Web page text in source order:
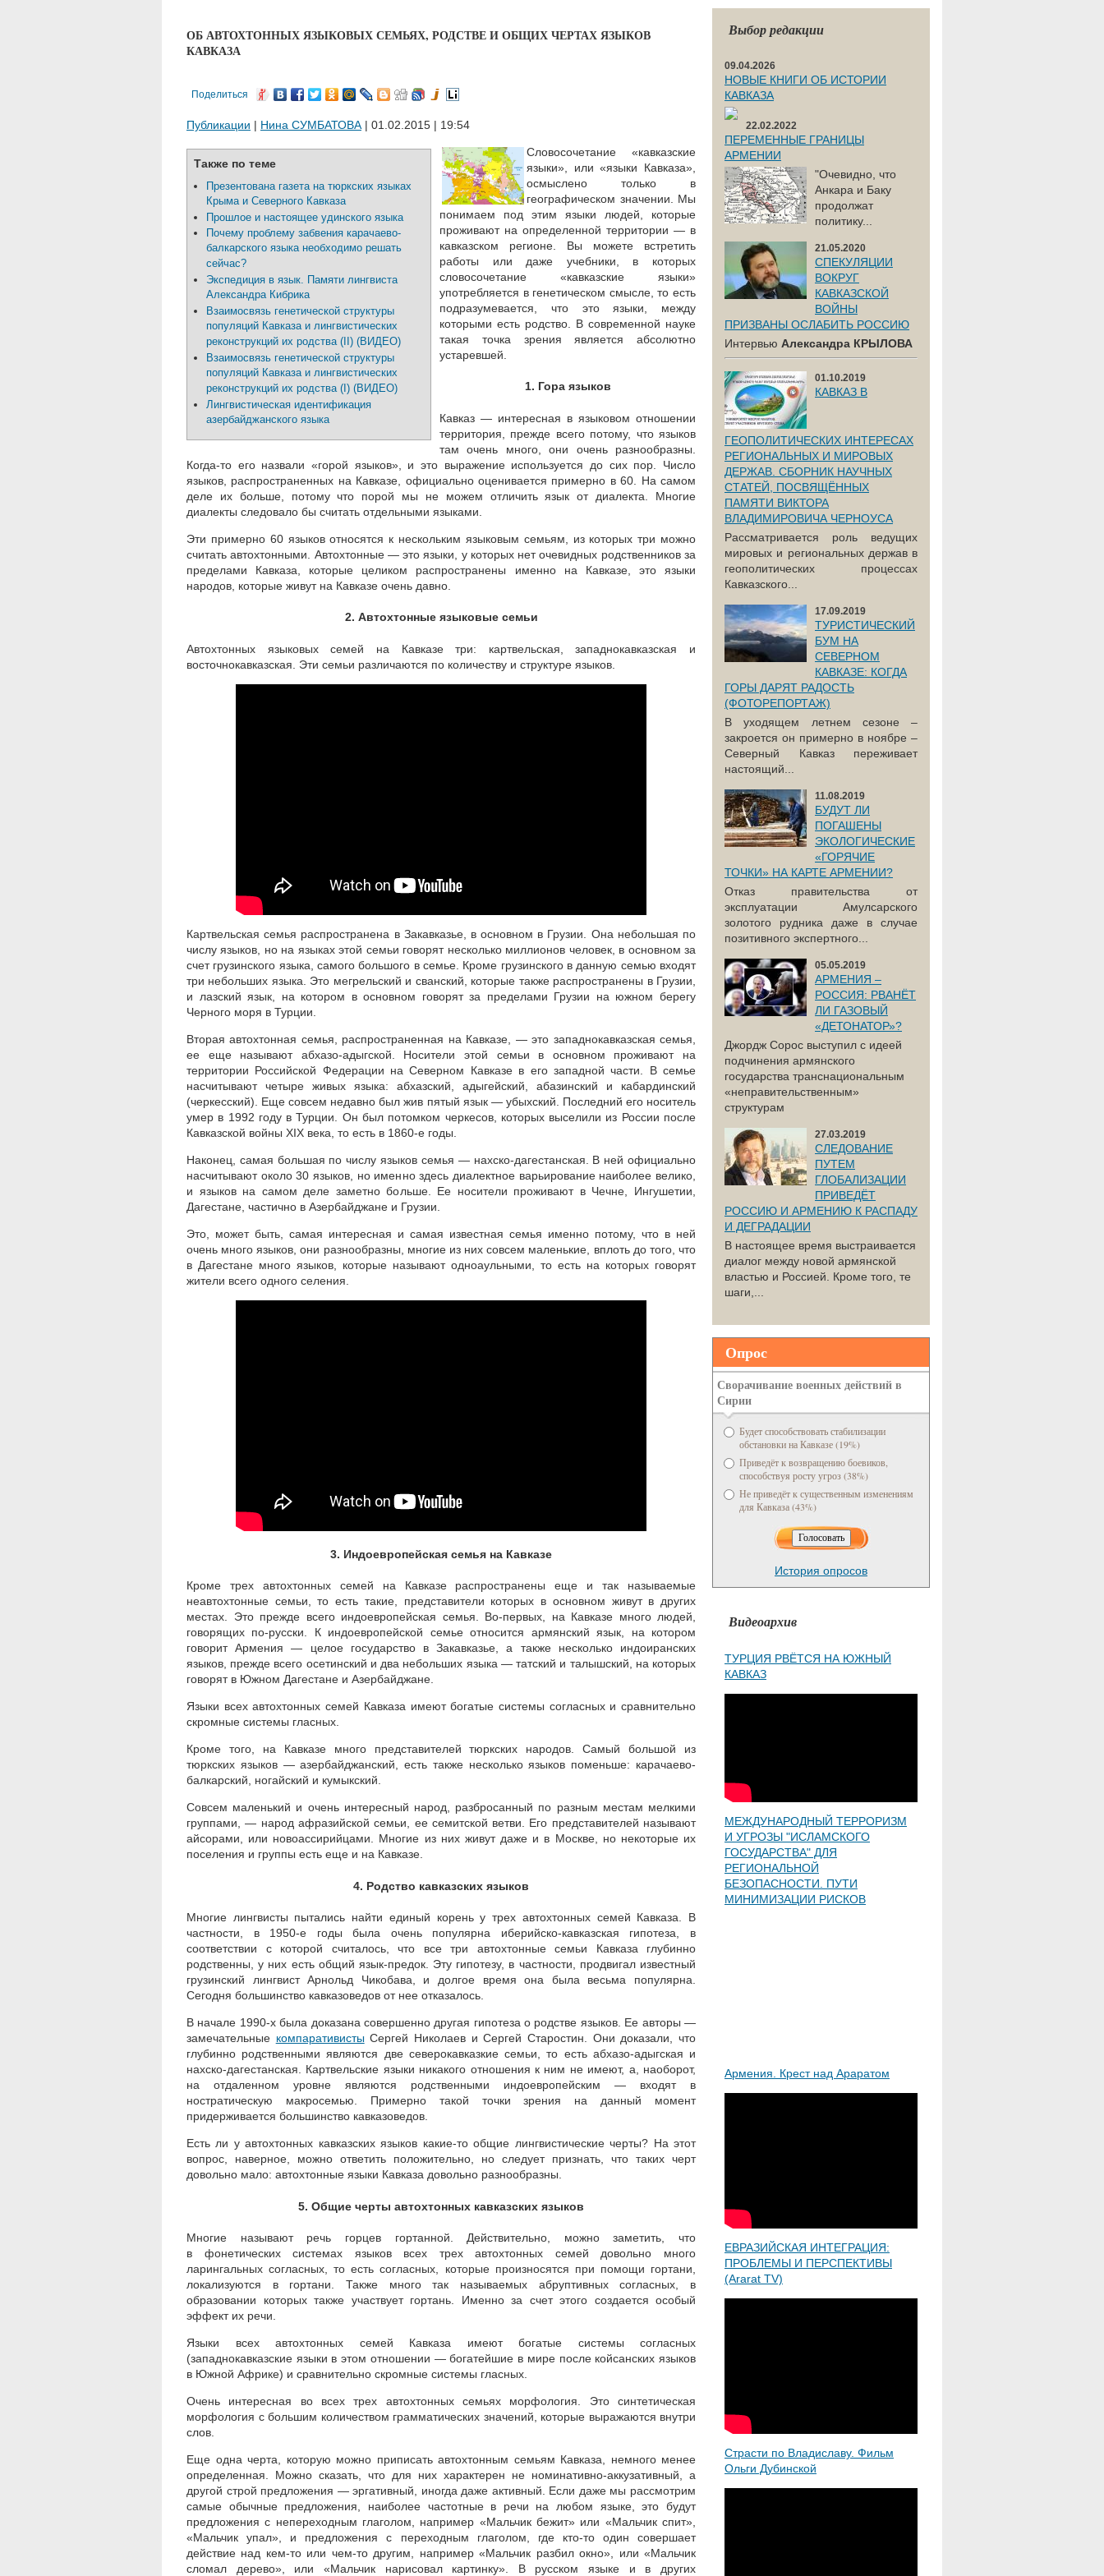
ОБ АВТОХТОННЫХ ЯЗЫКОВЫХ СЕМЬЯХ, РОДСТВЕ И ОБЩИХ ЧЕРТАХ ЯЗЫКОВ
КАВКАЗА
Поделиться
Публикации | Нина СУМБАТОВА | 01.02.2015 | 19:54
Также по теме
Презентована газета на тюркских языках
Крыма и Северного Кавказа
Прошлое и настоящее удинского языка
Почему проблему забвения карачаево-
балкарского языка необходимо решать
сейчас?
Экспедиция в язык. Памяти лингвиста
Александра Кибрика
Взаимосвязь генетической структуры
популяций Кавказа и лингвистических
реконструкций их родства (II) (ВИДЕО)
Взаимосвязь генетической структуры
популяций Кавказа и лингвистических
реконструкций их родства (I) (ВИДЕО)
Лингвистическая идентификация
азербайджанского языка
Словосочетание «кавказские
языки», или «языки Кавказа»,
осмыслено только в
географическом значении. Мы
понимаем под этим языки людей, которые
проживают на определенной территории — в
кавказском регионе. Вы можете встретить
работы или даже учебники, в которых
словосочетание «кавказские языки»
употребляется в генетическом смысле, то есть
подразумевается, что это языки, между
которыми есть родство. В современной науке
такая точка зрения является абсолютно
устаревшей.
1. Гора языков
Кавказ — интересная в языковом отношении
территория, прежде всего потому, что языков
там очень много, они очень разнообразны.
Когда-то его назвали «горой языков», и это выражение используется до сих пор. Число
языков, распространенных на Кавказе, официально оценивается примерно в 60. На самом
деле их больше, потому что порой мы не можем отличить язык от диалекта. Многие
диалекты следовало бы считать отдельными языками.
Эти примерно 60 языков относятся к нескольким языковым семьям, из которых три можно
считать автохтонными. Автохтонные — это языки, у которых нет очевидных родственников за
пределами Кавказа, которые целиком распространены именно на Кавказе, это языки
народов, которые живут на Кавказе очень давно.
2. Автохтонные языковые семьи
Автохтонных языковых семей на Кавказе три: картвельская, западнокавказская и
восточнокавказская. Эти семьи различаются по количеству и структуре языков.
Картвельская семья распространена в Закавказье, в основном в Грузии. Она небольшая по
числу языков, но на языках этой семьи говорят несколько миллионов человек, в основном за
счет грузинского языка, самого большого в семье. Кроме грузинского в данную семью входят
три небольших языка. Это мегрельский и сванский, которые также распространены в Грузии,
и лазский язык, на котором в основном говорят за пределами Грузии на южном берегу
Черного моря в Турции.
Вторая автохтонная семья, распространенная на Кавказе, — это западнокавказская семья,
ее еще называют абхазо-адыгской. Носители этой семьи в основном проживают на
территории Российской Федерации на Северном Кавказе в его западной части. В семье
насчитывают четыре живых языка: абхазский, адыгейский, абазинский и кабардинский
(черкесский). Еще совсем недавно был жив пятый язык — убыхский. Последний его носитель
умер в 1992 году в Турции. Он был потомком черкесов, которых выселили из России после
Кавказской войны XIX века, то есть в 1860-е годы.
Наконец, самая большая по числу языков семья — нахско-дагестанская. В ней официально
насчитывают около 30 языков, но именно здесь диалектное варьирование наиболее велико,
и языков на самом деле заметно больше. Ее носители проживают в Чечне, Ингушетии,
Дагестане, частично в Азербайджане и Грузии.
Это, может быть, самая интересная и самая известная семья именно потому, что в ней
очень много языков, они разнообразны, многие из них совсем маленькие, вплоть до того, что
в Дагестане много языков, которые называют одноаульными, то есть на которых говорят
жители всего одного селения.
3. Индоевропейская семья на Кавказе
Кроме трех автохтонных семей на Кавказе распространены еще и так называемые
неавтохтонные семьи, то есть такие, представители которых в основном живут в других
местах. Это прежде всего индоевропейская семья. Во-первых, на Кавказе много людей,
говорящих по-русски. К индоевропейской семье относится армянский язык, на котором
говорит Армения — целое государство в Закавказье, а также несколько индоиранских
языков, прежде всего осетинский и два небольших языка — татский и талышский, на которых
говорят в Южном Дагестане и Азербайджане.
Языки всех автохтонных семей Кавказа имеют богатые системы согласных и сравнительно
скромные системы гласных.
Кроме того, на Кавказе много представителей тюркских народов. Самый большой из
тюркских языков — азербайджанский, есть также несколько языков поменьше: карачаево-
балкарский, ногайский и кумыкский.
Совсем маленький и очень интересный народ, разбросанный по разным местам мелкими
группами, — народ афразийской семьи, ее семитской ветви. Его представителей называют
айсорами, или новоассирийцами. Многие из них живут даже и в Москве, но некоторые их
поселения и группы есть еще и на Кавказе.
4. Родство кавказских языков
Многие лингвисты пытались найти единый корень у трех автохтонных семей Кавказа. В
частности, в 1950-е годы была очень популярна иберийско-кавказская гипотеза, в
соответствии с которой считалось, что все три автохтонные семьи Кавказа глубинно
родственны, у них есть общий язык-предок. Эту гипотезу, в частности, продвигал известный
грузинский лингвист Арнольд Чикобава, и долгое время она была весьма популярна.
Сегодня большинство кавказоведов от нее отказалось.
В начале 1990-х была доказана совершенно другая гипотеза о родстве языков. Ее авторы —
замечательные компаративистыСергей Николаев и Сергей Старостин. Они доказали, что
глубинно родственными являются две северокавказкие семьи, то есть абхазо-адыгская и
нахско-дагестанская. Картвельские языки никакого отношения к ним не имеют, а, наоборот,
на отдаленном уровне являются родственными индоевропейским — входят в
ностратическую макросемью. Примерно такой точки зрения на данный момент
придерживается большинство кавказоведов.
Есть ли у автохтонных кавказских языков какие-то общие лингвистические черты? На этот
вопрос, наверное, можно ответить положительно, но следует признать, что таких черт
довольно мало: автохтонные языки Кавказа довольно разнообразны.
5. Общие черты автохтонных кавказских языков
Многие называют речь горцев гортанной. Действительно, можно заметить, что
в фонетическихсистемах языков всех трех автохтонных семей довольно много
ларингальных согласных, то есть согласных, которые произносятся при помощи гортани,
локализуются в гортани. Также много так называемых абруптивных согласных, в
образовании которых также участвует гортань. Именно за счет этого создается особый
эффект их речи.
Языки всех автохтонных семей Кавказа имеют богатые системы согласных
(западнокавказские языки в этом отношении — богатейшие в мире после койсанских языков
в Южной Африке) и сравнительно скромные системы гласных.
Очень интересная во всех трех автохтонных семьях морфология. Это синтетическая
морфология с большим количеством грамматических значений, которые выражаются внутри
слов.
Еще одна черта, которую можно приписать автохтонным семьям Кавказа, немного менее
определенная. Можно сказать, что для них характерен не номинативно-аккузативный, а
другой строй предложения — эргативный, иногда даже активный. Если даже мы рассмотрим
самые обычные предложения, наиболее частотные в речи на любом языке, это будут
предложения с непереходным глаголом, например «Мальчик бежит» или «Мальчик спит»,
«Мальчик упал», и предложения с переходным глаголом, где кто-то один совершает
действие над кем-то или чем-то другим, например «Мальчик разбил окно», или «Мальчик
сломал дерево», или «Мальчик нарисовал картинку». В русском языке и в других
Выбор редакции
09.04.2026
НОВЫЕ КНИГИ ОБ ИСТОРИИ
КАВКАЗА
22.02.2022
ПЕРЕМЕННЫЕ ГРАНИЦЫ
АРМЕНИИ
"Очевидно, что
Анкара и Баку
продолжат
политику...
21.05.2020
СПЕКУЛЯЦИИ
ВОКРУГ
КАВКАЗСКОЙ
ВОЙНЫ
ПРИЗВАНЫ ОСЛАБИТЬ РОССИЮ
Интервью Александра КРЫЛОВА
01.10.2019
КАВКАЗ В
ГЕОПОЛИТИЧЕСКИХ ИНТЕРЕСАХ
РЕГИОНАЛЬНЫХ И МИРОВЫХ
ДЕРЖАВ. СБОРНИК НАУЧНЫХ
СТАТЕЙ, ПОСВЯЩЁННЫХ
ПАМЯТИ ВИКТОРА
ВЛАДИМИРОВИЧА ЧЕРНОУСА
Рассматривается роль ведущих
мировых и региональных держав в
геополитических процессах
Кавказского...
17.09.2019
ТУРИСТИЧЕСКИЙ
БУМ НА
СЕВЕРНОМ
КАВКАЗЕ: КОГДА
ГОРЫ ДАРЯТ РАДОСТЬ
(ФОТОРЕПОРТАЖ)
В уходящем летнем сезоне –
закроется он примерно в ноябре –
Северный Кавказ переживает
настоящий...
11.08.2019
БУДУТ ЛИ
ПОГАШЕНЫ
ЭКОЛОГИЧЕСКИЕ
«ГОРЯЧИЕ
ТОЧКИ» НА КАРТЕ АРМЕНИИ?
Отказ правительства от
эксплуатации Амулсарского
золотого рудника даже в случае
позитивного экспертного...
05.05.2019
АРМЕНИЯ –
РОССИЯ: РВАНЁТ
ЛИ ГАЗОВЫЙ
«ДЕТОНАТОР»?
Джордж Сорос выступил с идеей
подчинения армянского
государства транснациональным
«неправительственным»
структурам
27.03.2019
СЛЕДОВАНИЕ
ПУТЕМ
ГЛОБАЛИЗАЦИИ
ПРИВЕДЁТ
РОССИЮ И АРМЕНИЮ К РАСПАДУ
И ДЕГРАДАЦИИ
В настоящее время выстраивается
диалог между новой армянской
властью и Россией. Кроме того, те
шаги,...
Опрос
Сворачивание военных действий в
Сирии
Будет способствовать стабилизации
обстановки на Кавказе (19%)
Приведёт к возвращению боевиков,
способствуя росту угроз (38%)
Не приведёт к существенным изменениям
для Кавказа (43%)
История опросов
Видеоархив
ТУРЦИЯ РВЁТСЯ НА ЮЖНЫЙ
КАВКАЗ
МЕЖДУНАРОДНЫЙ ТЕРРОРИЗМ
И УГРОЗЫ "ИСЛАМСКОГО
ГОСУДАРСТВА" ДЛЯ
РЕГИОНАЛЬНОЙ
БЕЗОПАСНОСТИ. ПУТИ
МИНИМИЗАЦИИ РИСКОВ
Армения. Крест над Араратом
ЕВРАЗИЙСКАЯ ИНТЕГРАЦИЯ:
ПРОБЛЕМЫ И ПЕРСПЕКТИВЫ
(Ararat TV)
Страсти по Владиславу. Фильм
Ольги Дубинской